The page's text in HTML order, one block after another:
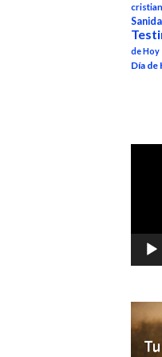
de Hoy
Día de